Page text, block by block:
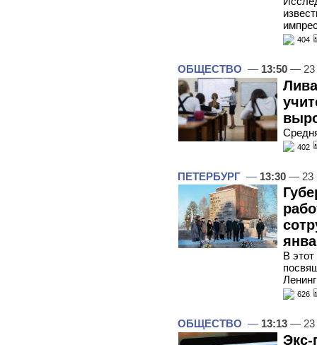
404
ОБЩЕСТВО — 13:50 — 23
402
ПЕТЕРБУРГ — 13:30 — 23
В
626
ОБЩЕСТВО — 13:13 — 23
Экс-